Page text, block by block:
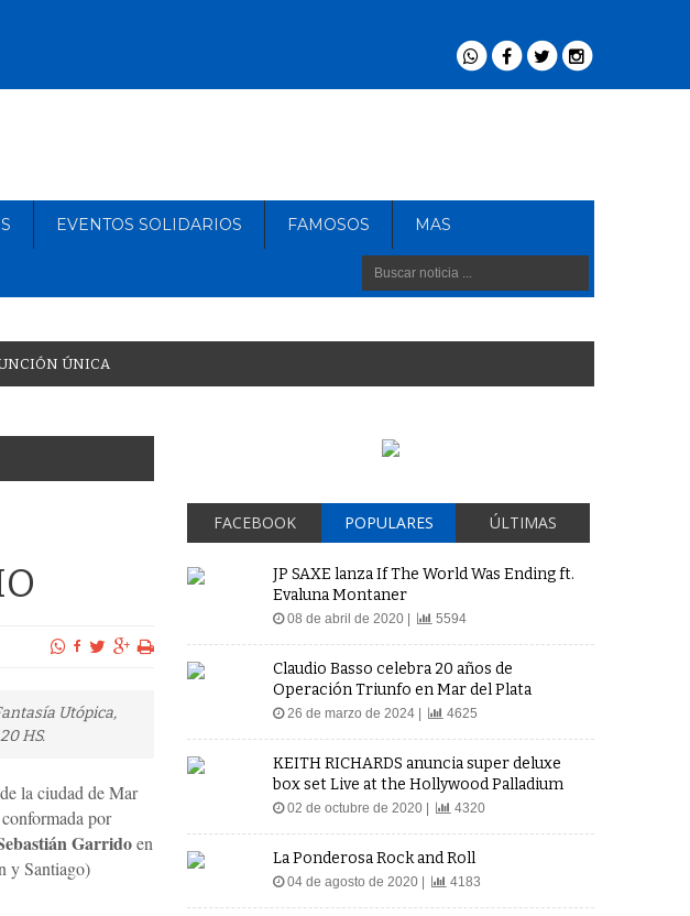
EVENTOS SOLIDARIOS FAMOSOS MAS
NCIÓN ÚNICA
Utópica,
HS.
la ciudad de Mar
por
Garridoen
y Santiago)
FACEBOOK POPULARES ÚLTIMAS
JP SAXE lanza If The World Was Ending ft.
Evaluna Montaner
08 de abril de 2020 | 5594
Claudio Basso celebra 20 años de
Operación Triunfo en Mar del Plata
26 de marzo de 2024 | 4625
KEITH RICHARDS anuncia super deluxe
box set Live at the Hollywood Palladium
02 de octubre de 2020 | 4320
La Ponderosa Rock and Roll
04 de agosto de 2020 | 4183